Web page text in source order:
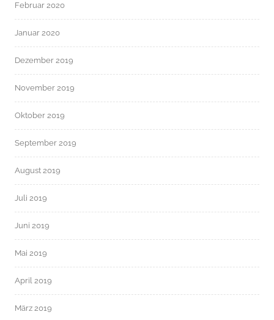
Februar 2020
Januar 2020
Dezember 2019
November 2019
Oktober 2019
September 2019
August 2019
Juli 2019
Juni 2019
Mai 2019
April 2019
März 2019